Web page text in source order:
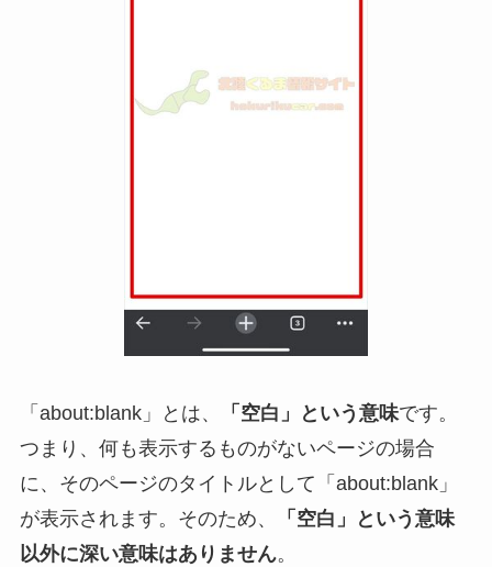
「about:blank」とは、 「空白」という意味です。
つまり、何も表示するものがないページの場合
に、そのページのタイトルとして「about:blank」
が表示されます。そのため、
「空白」という意味
以外に深い意味はありません。